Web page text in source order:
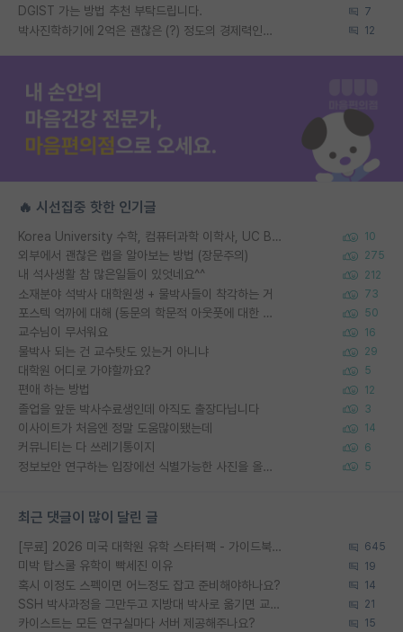
DGIST 가는 방법 추천 부탁드립니다. 7
박사진학하기에 2억은 괜찮은 (?) 정도의 경제력인가요 12
🔥 시선집중 핫한 인기글
Korea University 수학, 컴퓨터과학 이학사, UC Berkeley 산업공학 대학원 공학박사가 되는 것은 쉽지 않겠죠? 10
외부에서 괜찮은 랩을 알아보는 방법 (장문주의) 275
내 석사생활 참 많은일들이 있엇네요^^ 212
소재분야 석박사 대학원생 + 물박사들이 착각하는 거 73
포스텍 억까에 대해 (동문의 학문적 아웃풋에 대한 반박) 50
교수님이 무서워요 16
물박사 되는 건 교수탓도 있는거 아니냐 29
대학원 어디로 가야할까요? 5
편애 하는 방법 12
졸업을 앞둔 박사수료생인데 아직도 출장다닙니다 3
이사이트가 처음엔 정말 도움많이됐는데 14
커뮤니티는 다 쓰레기통이지 6
정보보안 연구하는 입장에선 식별가능한 사진을 올리는건 비추이긴함 5
최근 댓글이 많이 달린 글
[무료] 2026 미국 대학원 유학 스타터팩 - 가이드북 & 합격자 컨택메일 템플릿 645
미박 탑스쿨 유학이 빡세진 이유 19
혹시 이정도 스펙이면 어느정도 잡고 준비해야하나요? 14
SSH 박사과정을 그만두고 지방대 박사로 옮기면 교수의 꿈은 끝일까요? 21
카이스트는 모든 연구실마다 서버 제공해주나요? 15